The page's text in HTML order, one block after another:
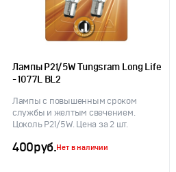
Лампы P21/5W Tungsram Long Life
- 1077L BL2
Лампы с повышенным сроком
службы и желтым свечением.
Цоколь P21/5W. Цена за 2 шт.
400руб.Нет в наличии